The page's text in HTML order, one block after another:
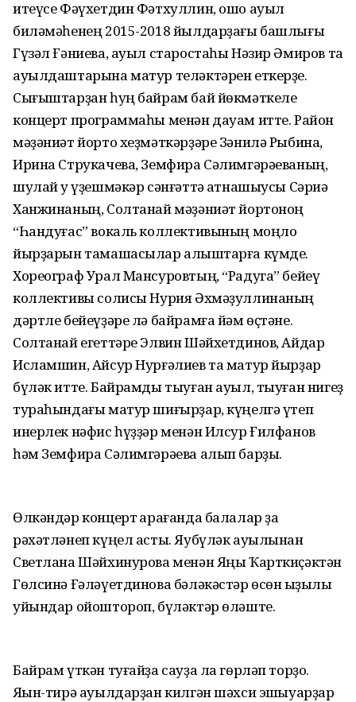
итеүсе Фәүхетдин Фәтхуллин, ошо ауыл
биләмәһенең 2015-2018 йылдарҙағы башлығы
Гүзәл Ғәниева, ауыл старостаһы Нәзир Әмиров та
ауылдаштарына матур теләктәрен еткерҙе.
Сығыштарҙан һуң байрам бай йөкмәткеле
концерт программаһы менән дауам итте. Район
мәҙәниәт йорто хеҙмәткәрҙәре Зәнилә Рыбина,
Ирина Струкачева, Земфира Сәлимгәрәеваның,
шулай уҡ үҙешмәкәр сәнғәттә ҡатнашыусы Сәриә
Ханжинаның, Солтанай мәҙәниәт йортоноң
“Һандуғас” вокаль коллективының моңло
йырҙарын тамашасылар алҡыштарға күмде.
Хореограф Урал Мансуровтың, “Радуга” бейеү
коллективы солисы Нурия Әхмәҙуллинаның
дәртле бейеүҙәре лә байрамға йәм өҫтәне.
Солтанай егеттәре Элвин Шәйхетдинов, Айдар
Исламшин, Айсур Нурғәлиев та матур йырҙар
бүләк итте. Байрамды тыуған ауыл, тыуған нигеҙ
тураһындағы матур шиғырҙар, күңелгә үтеп
инерлек нәфис һүҙҙәр менән Илсур Ғилфанов
һәм Земфира Сәлимгәрәева алып барҙы.
Өлкәндәр концерт ҡарағанда балалар ҙа
рәхәтләнеп күңел асты. Яубүләк ауылынан
Светлана Шәйхинурова менән Яңы Ҡарткиҫәктән
Гөлсинә Ғәләүетдинова бәләкәстәр өсөн ҡыҙыҡлы
уйындар ойоштороп, бүләктәр өләште.
Байрам үткән туғайҙа сауҙа ла гөрләп торҙо.
Яҡын-тирә ауылдарҙан килгән шәхси эшҡыуарҙар